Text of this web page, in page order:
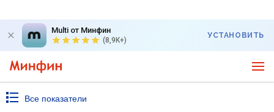
Multi от Минфин
(8,9K+)
УСТАНОВИТЬ
Все показатели